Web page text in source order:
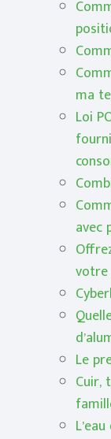
ma
Loi
avec
Le
Cuir,